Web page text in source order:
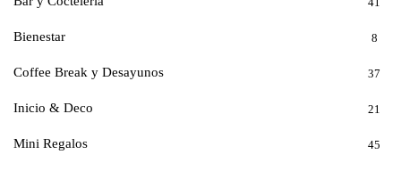
Bienestar 8
Coffee Break y Desayunos 37
Inicio & Deco 21
Mini Regalos 45